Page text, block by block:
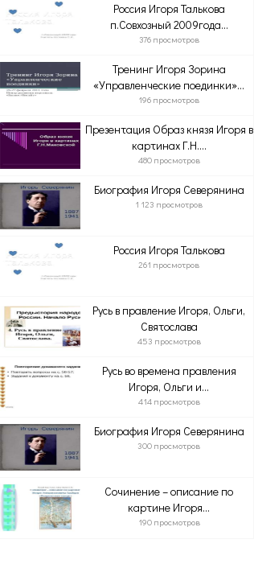
Россия Игоря Талькова
п.Совхозный 2009года...
376 просмотров
Тренинг Игоря Зорина
«Управленческие поединки»...
196 просмотров
Презентация Образ князя Игоря в
картинах Г.Н....
480 просмотров
Биография Игоря Северянина
1 123 просмотров
Россия Игоря Талькова
261 просмотров
Русь в правление Игоря, Ольги,
Святослава
453 просмотров
Русь во времена правления
Игоря, Ольги и...
414 просмотров
Биография Игоря Северянина
300 просмотров
Сочинение – описание по
картине Игоря...
190 просмотров